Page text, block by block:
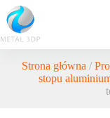
Strona główna /
stopu